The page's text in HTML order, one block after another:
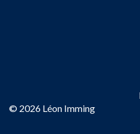
© 2026 Léon Imming